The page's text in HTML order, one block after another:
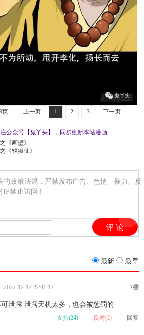
页: 上一页 1 2 3 下一页
注公众号【鬼丫头】，同步更新本站漫画
《画壁》
《驱狐仙》
的政策法规，严禁发布广告、色情、暴力、反
禁止访问！
最新 最早
7楼
2022-12-17 22:41:17
泄露 泄露天机太多，也会被惩罚的
支持(24) 反对(2) 回复